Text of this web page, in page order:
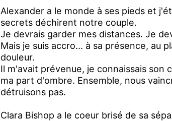
Alexander a le monde à ses pieds et
secrets déchirent notre couple.
Je devrais garder mes distances. Je
Mais je suis accro... à sa présence, au
douleur.
Il m'avait prévenue, je connaissais son
ma part d'ombre. Ensemble, nous
détruisons pas.
Clara Bishop a le coeur brisé de sa